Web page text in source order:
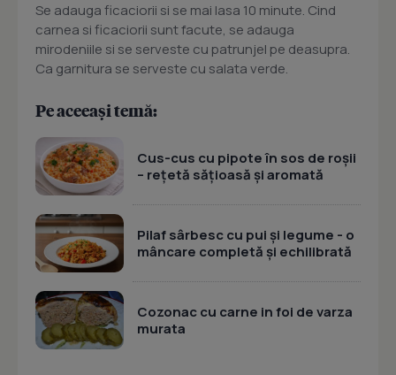
Se adauga ficaciorii si se mai lasa 10 minute. Cind
carnea si ficaciorii sunt facute, se adauga
mirodeniile si se serveste cu patrunjel pe deasupra.
Ca garnitura se serveste cu salata verde.
Pe aceeași temă:
Cus-cus cu pipote în sos de roșii
– rețetă sățioasă și aromată
Pilaf sârbesc cu pui și legume - o
mâncare completă și echilibrată
Cozonac cu carne in foi de varza
murata